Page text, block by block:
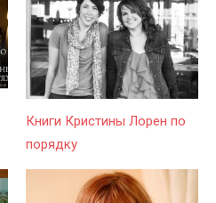
Книги Кристины Лорен по
порядку